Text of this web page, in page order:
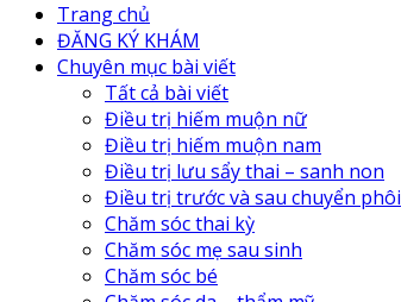
Trang chủ
ĐĂNG KÝ KHÁM
Chuyên mục bài viết
Tất cả bài viết
Điều trị hiếm muộn nữ
Điều trị hiếm muộn nam
Điều trị lưu sẩy thai – sanh non
Điều trị trước và sau chuyển phôi
Chăm sóc thai kỳ
Chăm sóc mẹ sau sinh
Chăm sóc bé